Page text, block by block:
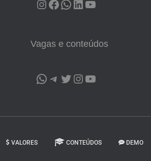
Vagas e conteúdos
VALORES CONTEÚDOS DEMO